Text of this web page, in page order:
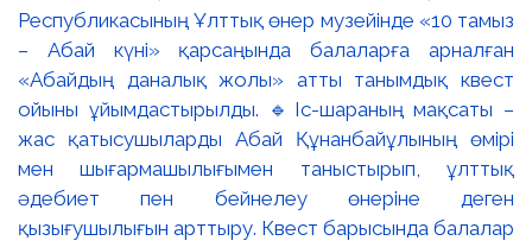
Республикасының Ұлттық өнер музейінде «10 тамыз
– Абай күні» қарсаңында балаларға арналған
«Абайдың даналық жолы» атты танымдық квест
ойыны ұйымдастырылды. 🔹Іс-шараның мақсаты –
жас қатысушыларды Абай Құнанбайұлының өмірі
мен шығармашылығымен таныстырып, ұлттық
әдебиет пен бейнелеу өнеріне деген
қызығушылығын арттыру. Квест барысында балалар